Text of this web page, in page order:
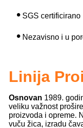
• SGS certificirano
• Nezavisno i u
Linija
Osnovan 1989.
veliku važnost
proizvoda i opreme.
vuču žica, izradu